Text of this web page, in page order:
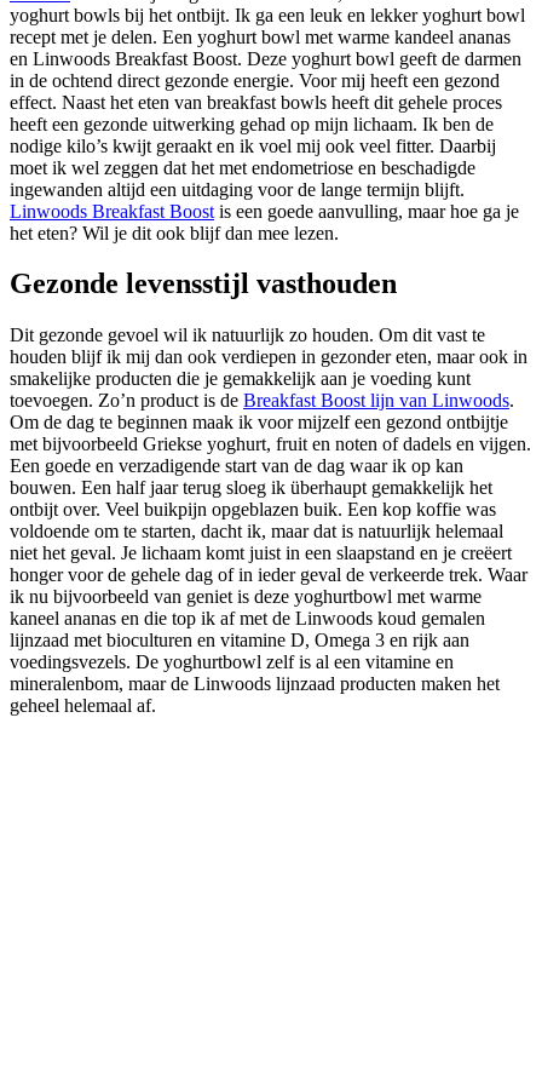
yoghurt bowls bij het ontbijt. Ik ga een leuk en lekker yoghurt bowl
recept met je delen. Een yoghurt bowl met warme kandeel ananas
en Linwoods Breakfast Boost. Deze yoghurt bowl geeft de darmen
in de ochtend direct gezonde energie. Voor mij heeft een gezond
effect. Naast het eten van breakfast bowls heeft dit gehele proces
heeft een gezonde uitwerking gehad op mijn lichaam. Ik ben de
nodige kilo’s kwijt geraakt en ik voel mij ook veel fitter. Daarbij
moet ik wel zeggen dat het met endometriose en beschadigde
ingewanden altijd een uitdaging voor de lange termijn blijft.
Linwoods Breakfast Boost is een goede aanvulling, maar hoe ga je
het eten? Wil je dit ook blijf dan mee lezen.
Gezonde levensstijl vasthouden
Dit gezonde gevoel wil ik natuurlijk zo houden. Om dit vast te
houden blijf ik mij dan ook verdiepen in gezonder eten, maar ook in
smakelijke producten die je gemakkelijk aan je voeding kunt
toevoegen. Zo’n product is de Breakfast Boost lijn van Linwoods.
Om de dag te beginnen maak ik voor mijzelf een gezond ontbijtje
met bijvoorbeeld Griekse yoghurt, fruit en noten of dadels en vijgen.
Een goede en verzadigende start van de dag waar ik op kan
bouwen. Een half jaar terug sloeg ik überhaupt gemakkelijk het
ontbijt over. Veel buikpijn opgeblazen buik. Een kop koffie was
voldoende om te starten, dacht ik, maar dat is natuurlijk helemaal
niet het geval. Je lichaam komt juist in een slaapstand en je creëert
honger voor de gehele dag of in ieder geval de verkeerde trek. Waar
ik nu bijvoorbeeld van geniet is deze yoghurtbowl met warme
kaneel ananas en die top ik af met de Linwoods koud gemalen
lijnzaad met bioculturen en vitamine D, Omega 3 en rijk aan
voedingsvezels. De yoghurtbowl zelf is al een vitamine en
mineralenbom, maar de Linwoods lijnzaad producten maken het
geheel helemaal af.